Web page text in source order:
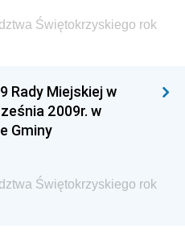
Klimatu
Funduszy i Polityki
Aktywów Państwowych
Zdrowia
Środowiska i Głównego
Świętokrzyskiego rok
Rady Miejskiej w
2009r. w
Gminy
Świętokrzyskiego rok